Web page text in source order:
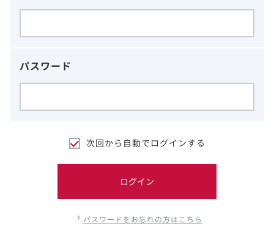
パスワード
次回から自動でログインする
ログイン
パスワードをお忘れの方はこちら